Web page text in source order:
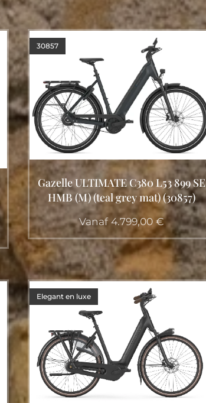
Gazelle ULTIMATE C380 L53 899 SE
HMB (M) (teal grey mat) (30857)
30857
Vanaf4.799,00€
Elegant en luxe